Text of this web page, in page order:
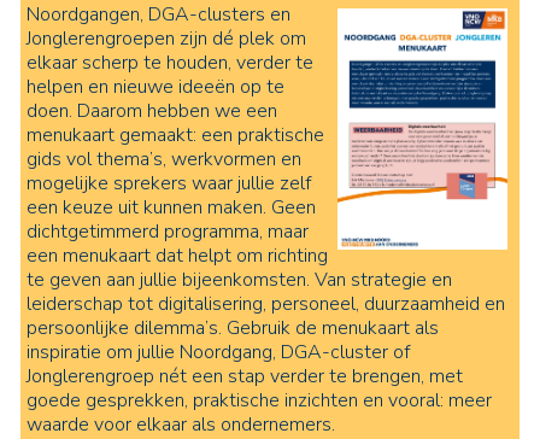
Noordgangen, DGA-clusters en
Jonglerengroepen zijn dé plek om
elkaar scherp te houden, verder te
helpen en nieuwe ideeën op te
doen. Daarom hebben we een
menukaart gemaakt: een praktische
gids vol thema’s, werkvormen en
mogelijke sprekers waar jullie zelf
een keuze uit kunnen maken. Geen
dichtgetimmerd programma, maar
een menukaart dat helpt om richting
te geven aan jullie bijeenkomsten. Van strategie en
leiderschap tot digitalisering, personeel, duurzaamheid en
persoonlijke dilemma’s. Gebruik de menukaart als
inspiratie om jullie Noordgang, DGA-cluster of
Jonglerengroep nét een stap verder te brengen, met
goede gesprekken, praktische inzichten en vooral: meer
waarde voor elkaar als ondernemers.